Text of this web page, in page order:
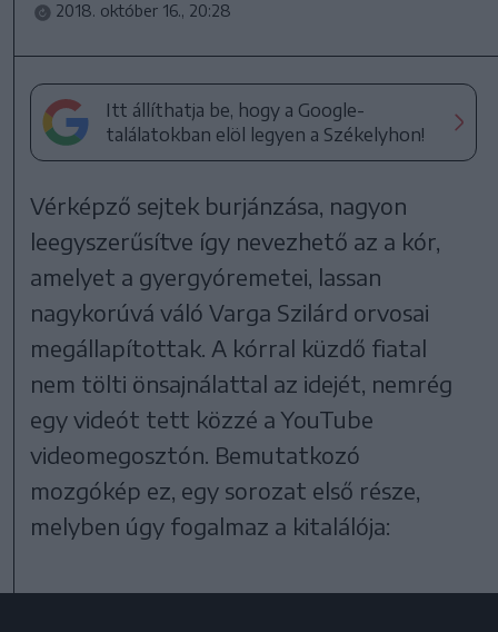
2018. október 16., 20:28
Itt állíthatja be, hogy a Google-
találatokban elöl legyen a Székelyhon!
Vérképző sejtek burjánzása, nagyon
leegyszerűsítve így nevezhető az a kór,
amelyet a gyergyóremetei, lassan
nagykorúvá váló Varga Szilárd orvosai
megállapítottak. A kórral küzdő fiatal
nem tölti önsajnálattal az idejét, nemrég
egy videót tett közzé a YouTube
videomegosztón. Bemutatkozó
mozgókép ez, egy sorozat első része,
melyben úgy fogalmaz a kitalálója: